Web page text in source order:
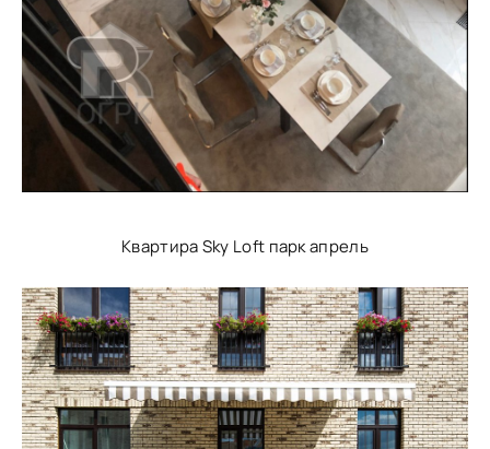
Квартира Sky Loft парк апрель